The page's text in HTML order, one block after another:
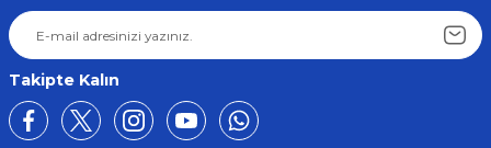
Takipte Kalın